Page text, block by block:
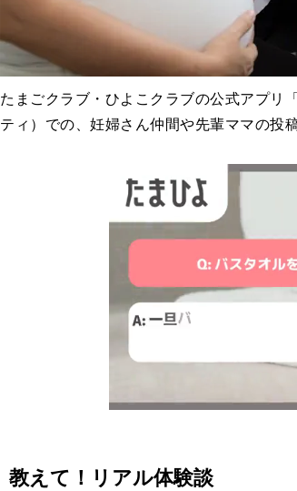
たまごクラブ・ひよこクラブの公式アプリ
ティ）での、妊婦さん仲間や先輩ママの投
教えて！リアル体験談